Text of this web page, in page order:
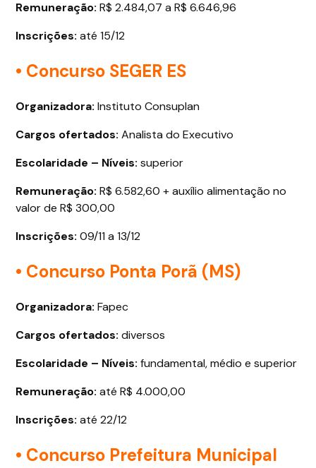
Remuneração: R$ 2.484,07 a R$ 6.646,96
Inscrições:até 15/12
• Concurso SEGER ES
Organizadora: Instituto Consuplan
Cargos ofertados: Analista do Executivo
Escolaridade – Níveis: superior
Remuneração: R$ 6.582,60 + auxílio alimentação no
valor de R$ 300,00
Inscrições:09/11 a 13/12
• Concurso Ponta Porã (MS)
Organizadora:Fapec
Cargos ofertados: diversos
Escolaridade – Níveis:fundamental, médio e superior
Remuneração: até R$ 4.000,00
Inscrições:até 22/12
• Concurso Prefeitura Municipal